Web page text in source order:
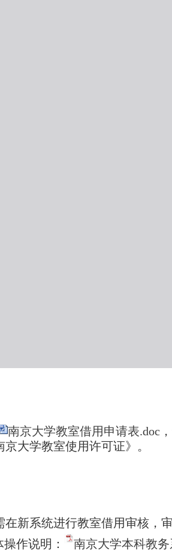
南京大学教室借用申请表.doc
大学教室使用许可证》。
新系统进行教室借用审核，
作说明：
南京大学本科教